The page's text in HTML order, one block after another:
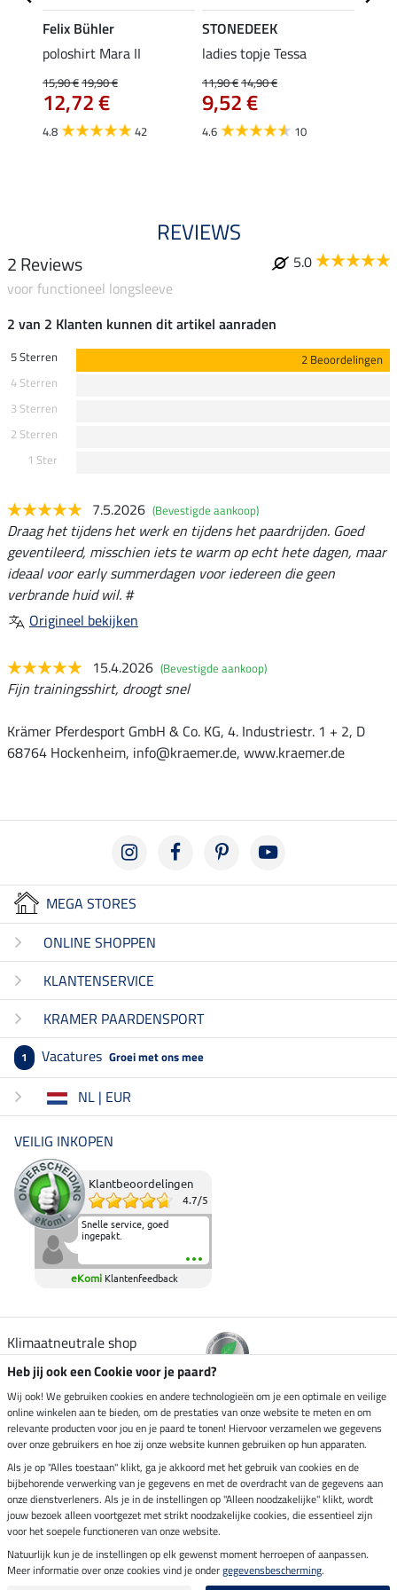
Felix Bühler
poloshirt Mara II
15,90 €19,90 €
12,72 €
4.8 42
STONEDEEK
ladies topje Tessa
11,90 €14,90 €
9,52 €
4.6 10
REVIEWS
2 Reviews
5.0
voor functioneel longsleeve
2 van 2 Klanten kunnen dit artikel aanraden
5 Sterren
2 Beoordelingen
4 Sterren
3 Sterren
2 Sterren
1 Ster
7.5.2026 (Bevestigde aankoop)
Draag het tijdens het werk en tijdens het paardrijden. Goed
geventileerd, misschien iets te warm op echt hete dagen, maar
ideaal voor early summerdagen voor iedereen die geen
verbrande huid wil. #
Origineel bekijken
15.4.2026 (Bevestigde aankoop)
Fijn trainingsshirt, droogt snel
Krämer Pferdesport GmbH & Co. KG, 4. Industriestr. 1 + 2, D
68764 Hockenheim, info@kraemer.de, www.kraemer.de
MEGA STORES
ONLINE SHOPPEN
KLANTENSERVICE
KRAMER PAARDENSPORT
1 Vacatures Groei met ons mee
NL | EUR
VEILIG INKOPEN
Klantbeoordelingen
4.7/5
Snelle service, goed
ingepakt.
eKomi Klantenfeedback
Klimaatneutrale shop
Verzending per
Veilig betalen met
Impressum
Laatste update op 08.08.2026 om 03:00 uur
Heb jij ook een Cookie voor je paard?
Wij ook! We gebruiken cookies en andere technologieën om je een optimale en veilige
online winkelen aan te bieden, om de prestaties van onze website te meten en om
relevante producten voor jou en je paard te tonen! Hiervoor verzamelen we gegevens
over onze gebruikers en hoe zij onze website kunnen gebruiken op hun apparaten.
Als je op "Alles toestaan" klikt, ga je akkoord met het gebruik van cookies en de
bijbehorende verwerking van je gegevens en met de overdracht van de gegevens aan
onze dienstverleners. Als je in de instellingen op "Alleen noodzakelijke" klikt, wordt
jouw bezoek alleen voortgezet met strikt noodzakelijke cookies, die essentieel zijn
voor het soepele functioneren van onze website.
Natuurlijk kun je de instellingen op elk gewenst moment herroepen of aanpassen.
Meer informatie over onze cookies vind je ondergegevensbescherming.